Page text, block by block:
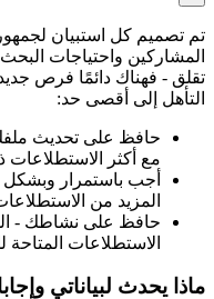
تم تصميم كل استبيان
المشاركين واحتياجات
تقلق - فهناك دائمًا فرص
التأهل إلى أقصى حد:
حافظ على تحديث
مع أكثر الاستطلاعات
أجب باستمرار
المزيد من
حافظ على نشاطك -
الاستطلاعات المتاحة
ماذا يحدث لبياناتي